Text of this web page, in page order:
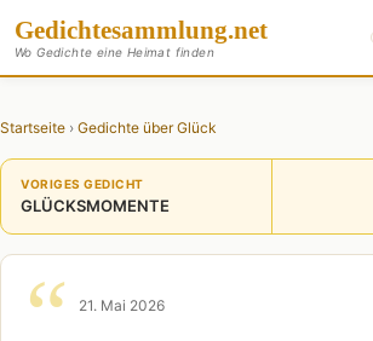
Gedichtesammlung.net
Wo Gedichte eine Heimat finden
Startseite › Gedichte über Glück
VORIGES GEDICHT
GLÜCKSMOMENTE
21. Mai 2026